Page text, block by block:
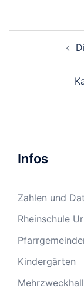
Infos
Zahlen und
Rheinschule
Kindergärten